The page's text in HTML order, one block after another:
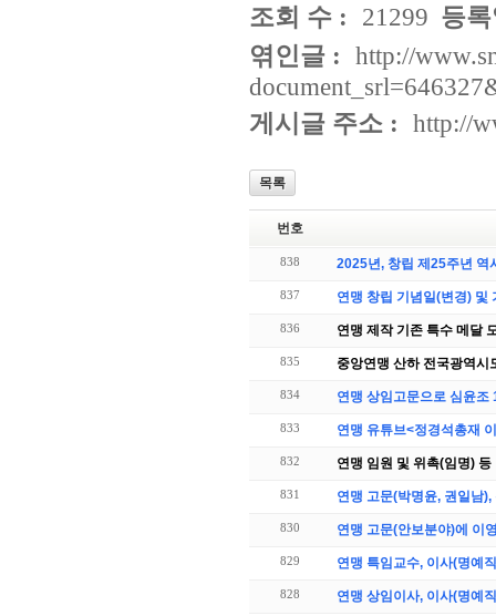
조회 수 : 21299 등
엮인글 : http://
게시글 주소 : http://
목록
번호
838 2025년, 창립 제25주년 역
837 연맹 창립 기념일(변경) 및
836 연맹 제작 기존 특수 메달
835 중앙연맹 산하 전국광역시
834 연맹 상임고문으로 심윤
833 연맹 유튜브<정경석총재
832 연맹 임원 및 위촉(임명)
831 연맹 고문(박명윤, 권일남
830
829 연맹 특임교수, 이사(명예
828 연맹 상임이사, 이사(명예